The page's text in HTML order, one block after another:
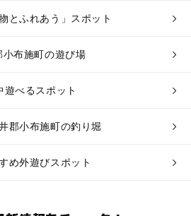
とふれあう」スポット
布施町の遊び場
遊べるスポット
郡小布施町の釣り堀
め外遊びスポット